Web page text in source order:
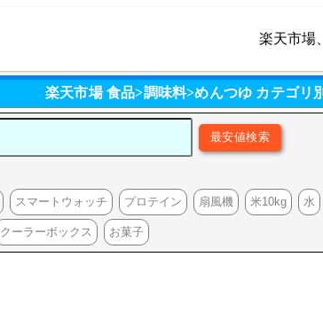
楽天市場
楽天市場 食品>調味料>めんつゆ カテゴリ
スマートウォッチ プロテイン 扇風機 米10kg 水
クーラーボックス お菓子